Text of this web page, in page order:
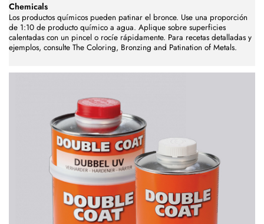
Chemicals
Los productos químicos pueden patinar el bronce. Use una proporción
de 1:10 de producto químico a agua. Aplique sobre superficies
calentadas con un pincel o rocíe rápidamente. Para recetas detalladas y
ejemplos, consulte The Coloring, Bronzing and Patination of Metals.